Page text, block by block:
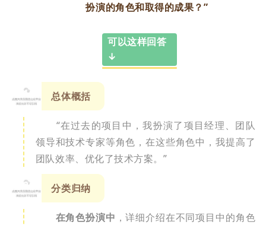
扮演的角色和取得的成果？”
可以这样回答
↓
1 总体概括
“在过去的项目中，我扮演了项目经理、团队
领导和技术专家等角色，在这些角色中，我提高了
团队效率、优化了技术方案。”
2 分类归纳
在角色扮演中 ，详细介绍在不同项目中的角色